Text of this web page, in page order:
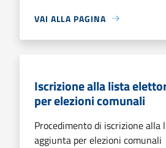
VAI ALLA PAGINA
Iscrizione alla lista
per elezioni comunali
Procedimento di iscrizione
aggiunta per elezioni comunali